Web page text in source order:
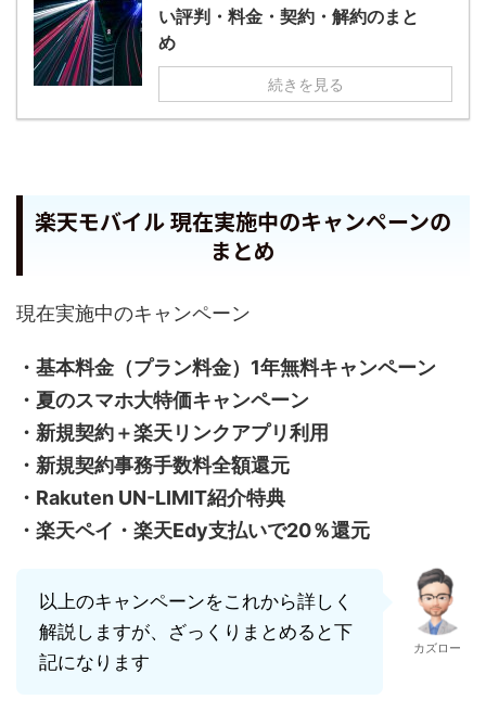
い評判・料金・契約・解約のまと
め
続きを見る
楽天モバイル 現在実施中のキャンペーンの
まとめ
現在実施中のキャンペーン
・基本料金（プラン料金）1年無料キャンペーン
・夏のスマホ大特価キャンペーン
・新規契約＋楽天リンクアプリ利用
・新規契約事務手数料全額還元
・Rakuten UN-LIMIT紹介特典
・楽天ペイ・楽天Edy支払いで20％還元
以上のキャンペーンをこれから詳しく
解説しますが、ざっくりまとめると下
記になります
カズロー